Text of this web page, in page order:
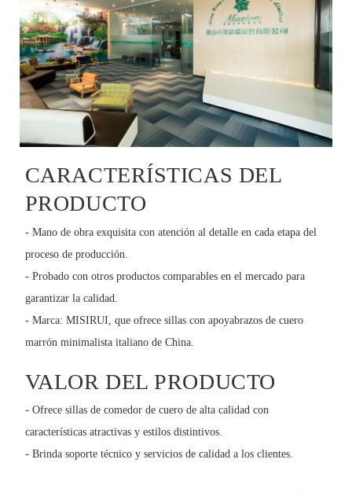
CARACTERÍSTICAS DEL
PRODUCTO
- Mano de obra exquisita con atención al detalle en cada etapa del
proceso de producción.
- Probado con otros productos comparables en el mercado para
garantizar la calidad.
- Marca: MISIRUI, que ofrece sillas con apoyabrazos de cuero
marrón minimalista italiano de China.
VALOR DEL PRODUCTO
- Ofrece sillas de comedor de cuero de alta calidad con
características atractivas y estilos distintivos.
- Brinda soporte técnico y servicios de calidad a los clientes.